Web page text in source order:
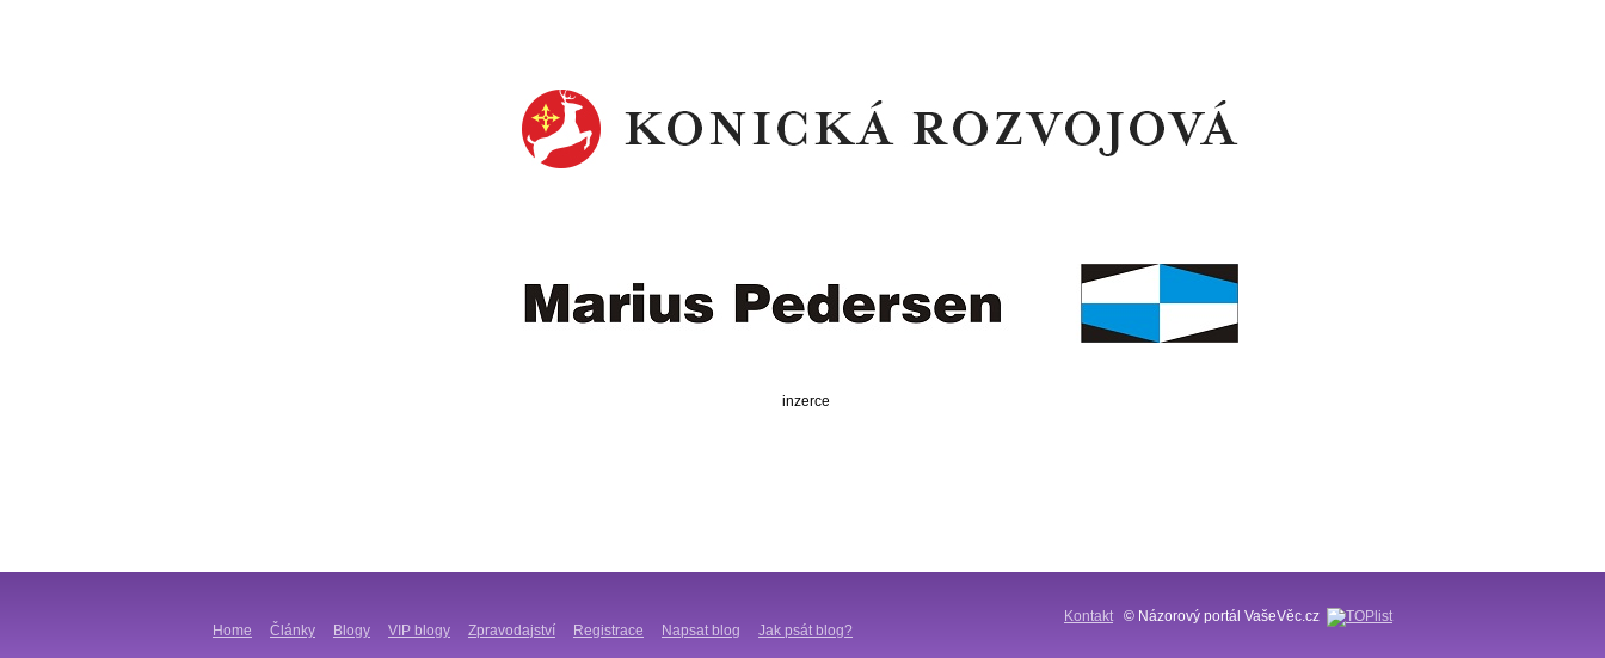
inzerce
Home Články Blogy VIP blogy Zpravodajství Registrace Napsat blog Jak psát blog?
Kontakt © Názorový portál VašeVěc.cz